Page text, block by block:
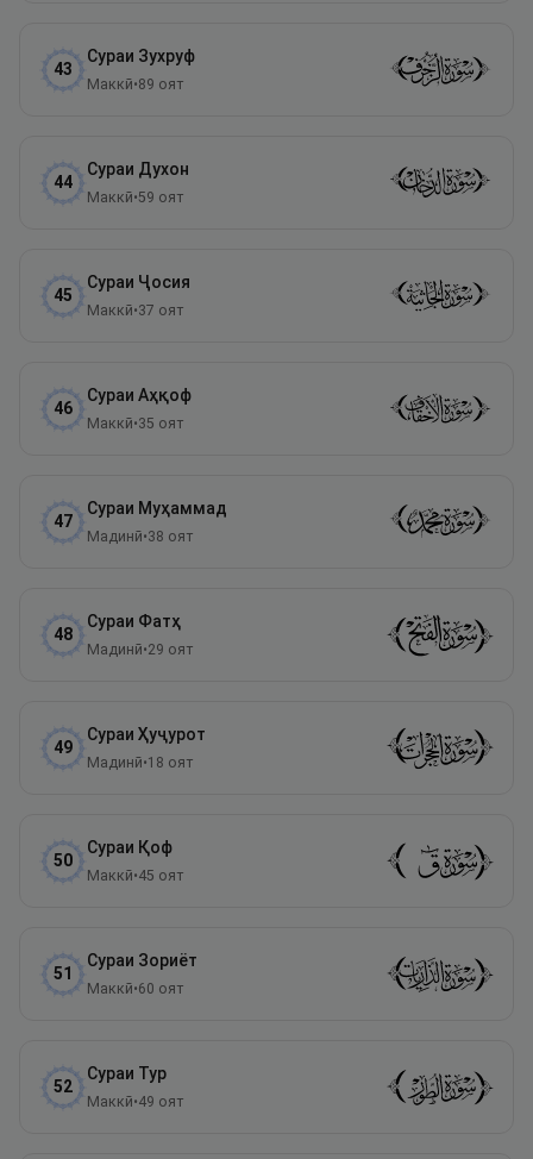
43
Сураи Зухруф
Маккӣ•89 оят
44
Сураи Духон
Маккӣ•59 оят
45
Сураи Ҷосия
Маккӣ•37 оят
46
Сураи Аҳқоф
Маккӣ•35 оят
47
Сураи Муҳаммад
Мадинӣ•38 оят
48
Сураи Фатҳ
Мадинӣ•29 оят
49
Сураи Ҳуҷурот
Мадинӣ•18 оят
50
Сураи Қоф
Маккӣ•45 оят
51
Сураи Зориёт
Маккӣ•60 оят
52
Сураи Тур
Маккӣ•49 оят